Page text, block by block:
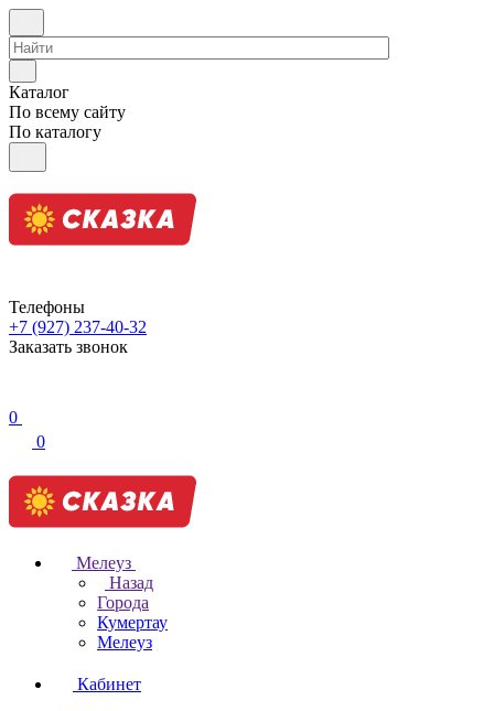
Каталог
По всему сайту
По каталогу
Телефоны
+7 (927) 237-40-32
Заказать звонок
0
0
Мелеуз
Назад
Города
Кумертау
Мелеуз
Кабинет